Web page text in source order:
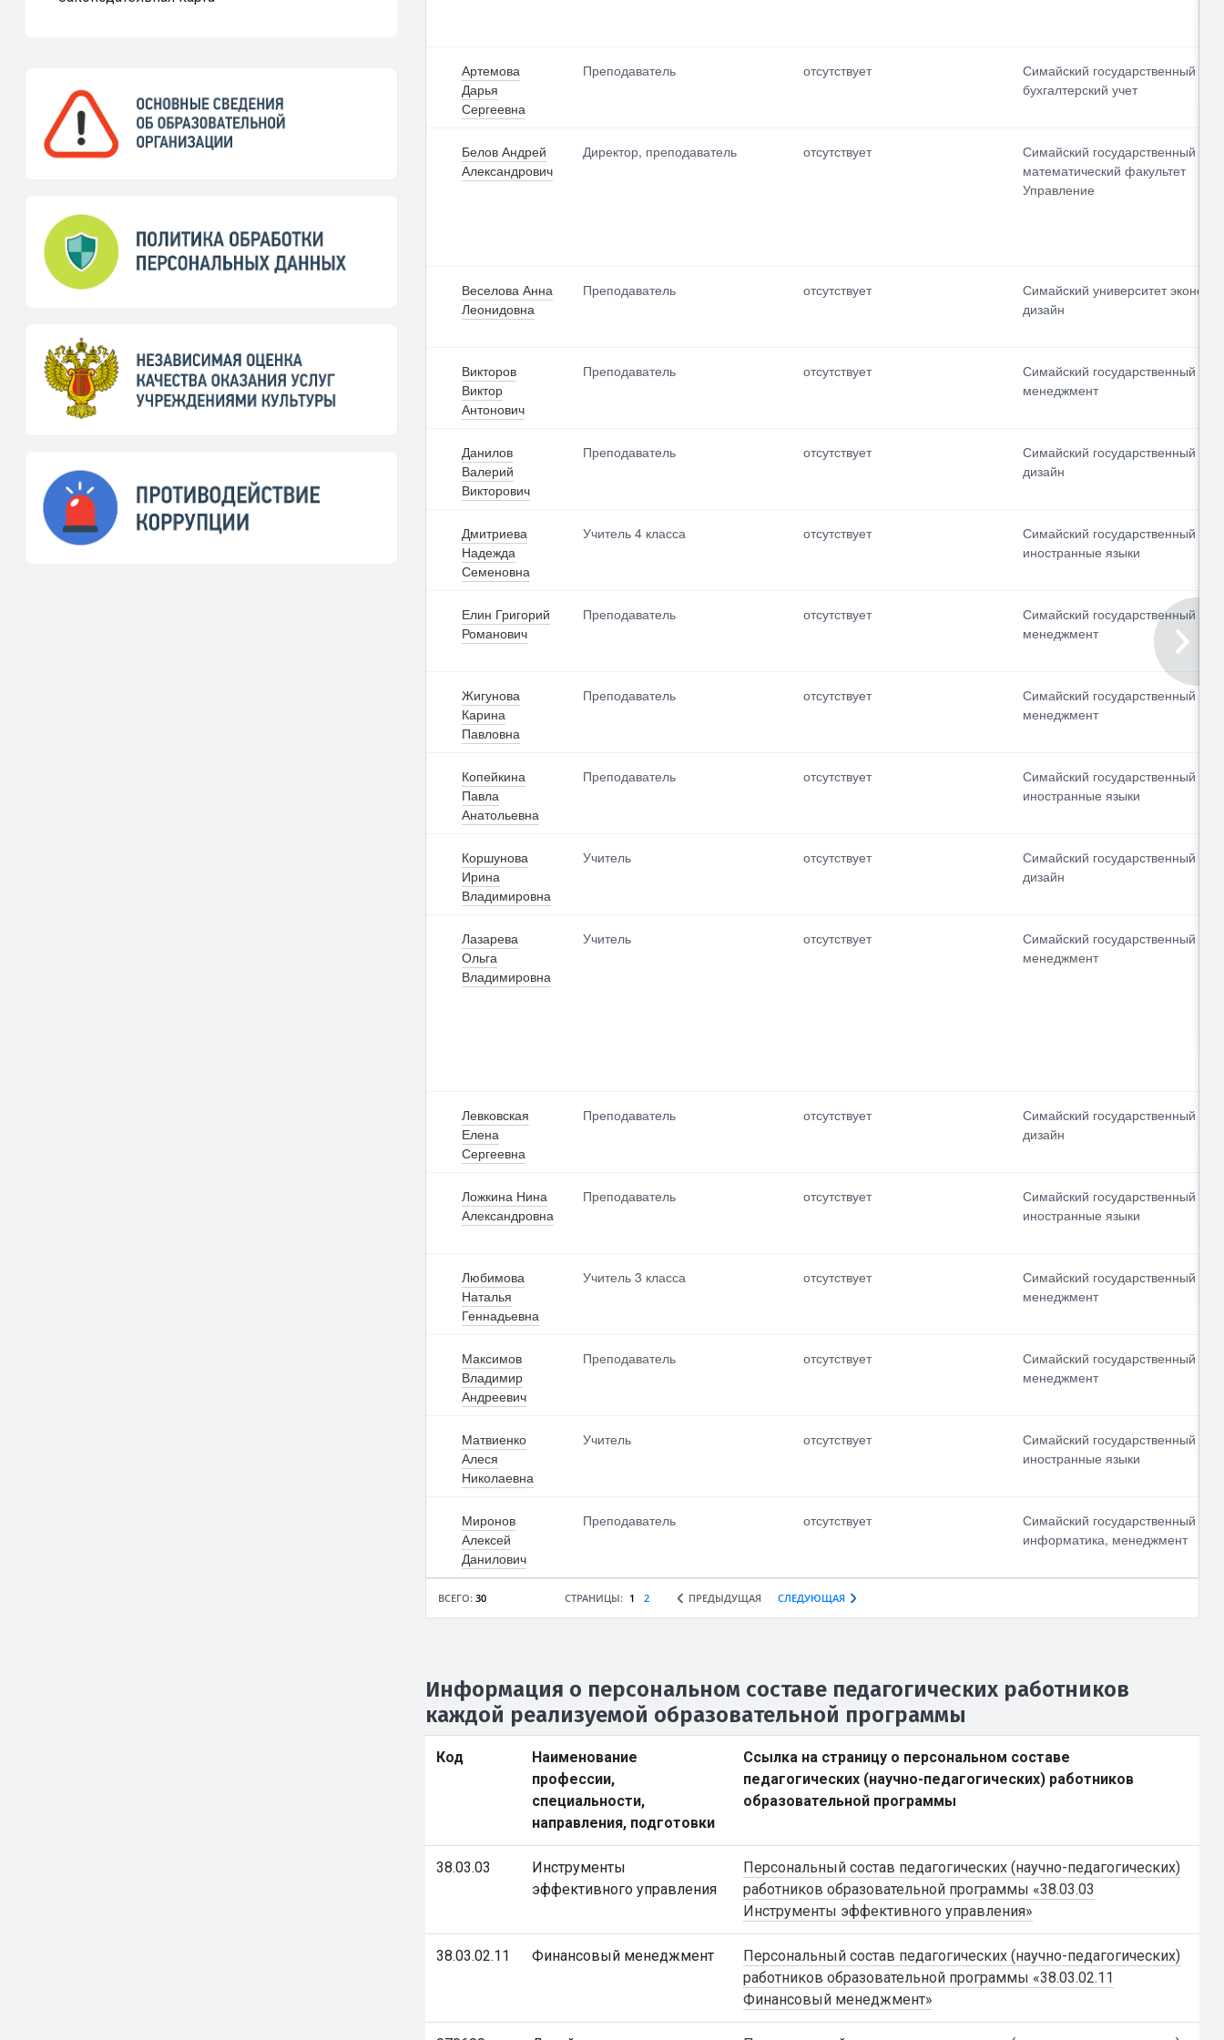
Артемова
Дарья
Сергеевна
Преподаватель отсутствует
Симайский государственный
бухгалтерский учет
Белов Андрей
Александрович
Директор, преподаватель отсутствует
Симайский государственный
математический факультет
Управление
Веселова Анна
Леонидовна
Преподаватель отсутствует
Симайский университет
дизайн
Викторов
Виктор
Антонович
Преподаватель отсутствует
Симайский государственный
менеджмент
Данилов
Валерий
Викторович
Преподаватель отсутствует
Симайский государственный
дизайн
Дмитриева
Надежда
Семеновна
Учитель 4 класса отсутствует
Симайский государственный
иностранные языки
Елин Григорий
Романович
Преподаватель отсутствует
Симайский государственный
менеджмент
Жигунова
Карина
Павловна
Преподаватель отсутствует
Симайский государственный
менеджмент
Копейкина
Павла
Анатольевна
Преподаватель отсутствует
Симайский государственный
иностранные языки
Коршунова
Ирина
Владимировна
Учитель отсутствует
Симайский государственный
дизайн
Лазарева
Ольга
Владимировна
Учитель отсутствует
Симайский государственный
менеджмент
Левковская
Елена
Сергеевна
Преподаватель отсутствует
Симайский государственный
дизайн
Ложкина Нина
Александровна
Преподаватель отсутствует
Симайский государственный
иностранные языки
Любимова
Наталья
Геннадьевна
Учитель 3 класса отсутствует
Симайский государственный
менеджмент
Максимов
Владимир
Андреевич
Преподаватель отсутствует
Симайский государственный
менеджмент
Матвиенко
Алеся
Николаевна
Учитель отсутствует
Симайский государственный
иностранные языки
Миронов
Алексей
Данилович
Преподаватель отсутствует
Симайский государственный
информатика, менеджмент
ВСЕГО: 30 СТРАНИЦЫ: 1 2 ПРЕДЫДУЩАЯ СЛЕДУЮЩАЯ
Информация о персональном составе педагогических работников
каждой реализуемой образовательной программы
Код
Наименование
профессии,
специальности,
направления, подготовки
Ссылка на страницу о персональном составе
педагогических (научно-педагогических) работников
образовательной программы
38.03.03
Инструменты
эффективного управления
Персональный состав педагогических (научно-педагогических)
работников образовательной программы «38.03.03
Инструменты эффективного управления»
38.03.02.11 Финансовый менеджмент
Персональный состав педагогических (научно-педагогических)
работников образовательной программы «38.03.02.11
Финансовый менеджмент»